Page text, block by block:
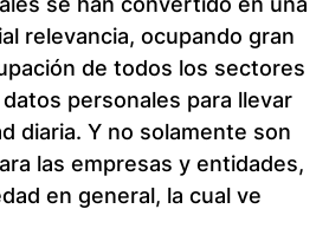
relevancia, ocupando gran
de todos los sectores
personales para llevar
diaria. Y no solamente son
las empresas y entidades,
en general, la cual ve